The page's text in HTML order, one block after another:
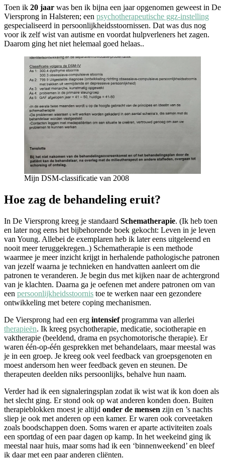
Toen ik 20 jaar was ben ik bijna een jaar opgenomen geweest in De
Viersprong in Halsteren; een psychotherapeutische ggz-instelling
gespecialiseerd in persoonlijkheidsstoornissen. Dat was dus nog
voor ik zelf wist van autisme en voordat hulpverleners het zagen.
Daarom ging het niet helemaal goed helaas..
Mijn DSM-classificatie van 2008
Hoe zag de behandeling eruit?
In De Viersprong kreeg je standaard Schematherapie. (Ik heb toen
en later nog eens het bijbehorende boek gekocht: Leven in je leven
van Young. Allebei de exemplaren heb ik later eens uitgeleend en
nooit meer teruggekregen..) Schematherapie is een methode
waarmee je meer inzicht krijgt in herhalende pathologische patronen
van jezelf waarna je technieken en handvatten aanleert om die
patronen te veranderen. Je begin dus met kijken naar de achtergrond
van je klachten. Daarna ga je oefenen met andere patronen om van
een persoonlijkheidsstoornis toe te werken naar een gezondere
ontwikkeling met betere coping mechanismen.
De Viersprong had een erg intensiefprogramma van allerlei
therapieën. Ik kreeg psychotherapie, medicatie, sociotherapie en
vaktherapie (beeldend, drama en psychomotorische therapie). Er
waren één-op-één gesprekken met behandelaars, maar meestal was
je in een groep. Je kreeg ook veel feedback van groepsgenoten en
moest andersom hen weer feedback geven en steunen. De
therapeuten deelden niks persoonlijks, behalve hun naam.
Verder had ik een signaleringsplan zodat ik wist wat ik kon doen als
het slecht ging. Er stond ook op wat anderen konden doen. Buiten
therapieblokken moest je altijd onder de mensen zijn en ’s nachts
sliep je ook met anderen op een kamer. Er waren ook corveetaken
zoals boodschappen doen. Soms waren er aparte activiteiten zoals
een sportdag of een paar dagen op kamp. In het weekeind ging ik
meestal naar huis, maar soms had ik een ‘binnenweekend’ en bleef
ik daar met een paar anderen cliënten.